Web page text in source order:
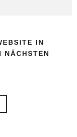
IN
NÄCHSTEN